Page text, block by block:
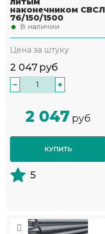
наконечником СВСЛ
76/150/1500
В наличии
Цена за штуку
2 047 руб
− +
2 047 руб
КУПИТЬ
5